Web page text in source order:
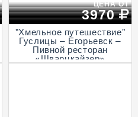
ЦЕНА ОТ
3970
"Хмельное путешествие"
Гуслицы – Егорьевск –
Пивной ресторан
«Шварцкайзер»